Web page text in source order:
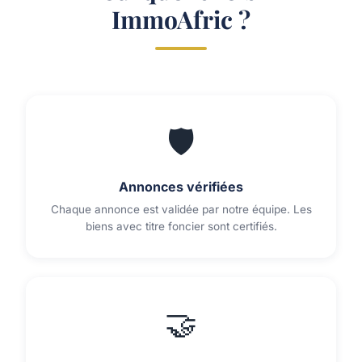
ImmoAfric ?
🛡️
Annonces vérifiées
Chaque annonce est validée par notre équipe. Les
biens avec titre foncier sont certifiés.
🤝